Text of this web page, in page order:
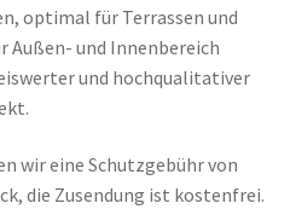
optimal für Terrassen und
Außen- und Innenbereich
und hochqualitativer
wir eine Schutzgebühr von
die Zusendung ist kostenfrei.